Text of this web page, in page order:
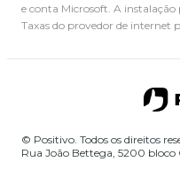
e conta Microsoft. A
Taxas do provedor de internet
© Positivo. Todos os direitos
Rua João Bettega, 5200